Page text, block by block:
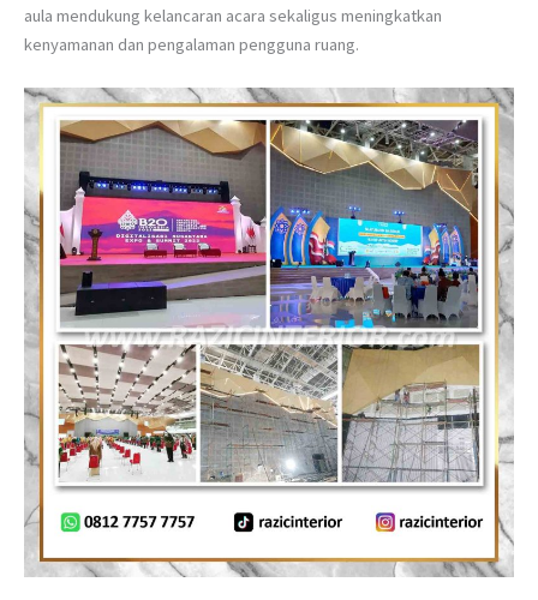
aula mendukung kelancaran acara sekaligus meningkatkan
kenyamanan dan pengalaman pengguna ruang.